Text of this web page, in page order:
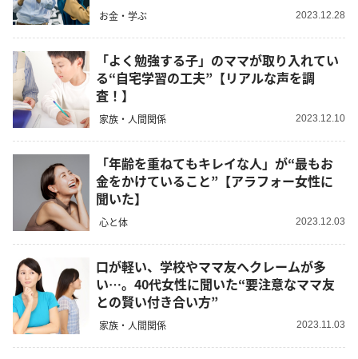
お金・学ぶ 2023.12.28
「よく勉強する子」のママが取り入れてい
る“自宅学習の工夫”【リアルな声を調
査！】
家族・人間関係 2023.12.10
「年齢を重ねてもキレイな人」が“最もお
金をかけていること”【アラフォー女性に
聞いた】
心と体 2023.12.03
口が軽い、学校やママ友へクレームが多
い…。40代女性に聞いた“要注意なママ友
との賢い付き合い方”
家族・人間関係 2023.11.03